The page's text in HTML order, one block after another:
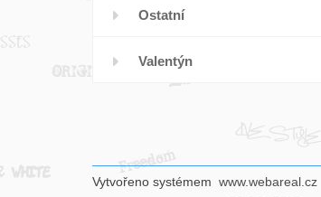
Ostatní
Valentýn
Vytvořeno systémem www.webareal.cz